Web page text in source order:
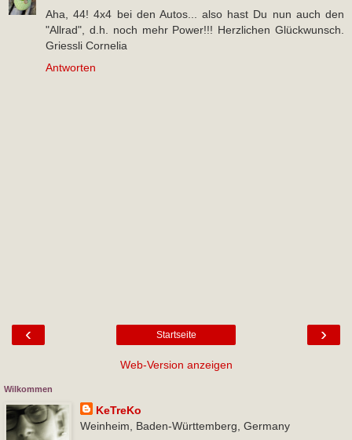
Aha, 44! 4x4 bei den Autos... also hast Du nun auch den
"Allrad", d.h. noch mehr Power!!! Herzlichen Glückwunsch.
Griessli Cornelia
Antworten
‹ ›
Startseite
Web-Version anzeigen
Wilkommen
KeTreKo
Weinheim, Baden-Württemberg, Germany